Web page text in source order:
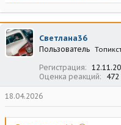
а
к
ц
и
и
Светлана36
Пользователь
Регистрация
Оценка реакций
472
18.04.2026